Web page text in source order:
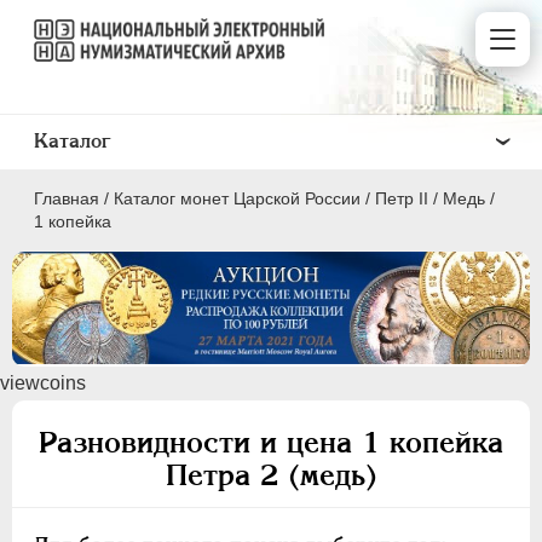
Главная / Каталог монет Царской России / Петр II / Медь /
1 копейка
viewcoins
Разновидности и цена 1 копейка
Петра 2 (медь)
Каталог
ПEТР I 1699 - 1725
ЕКАТЕРИНА I
Медь